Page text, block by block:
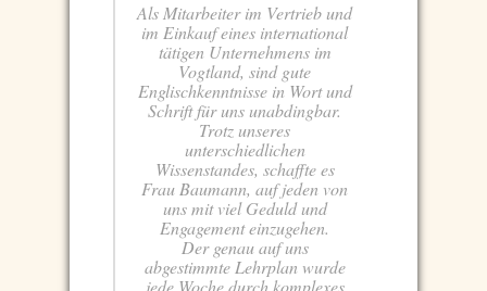
Als Mitarbeiter im Vertrieb und
im Einkauf eines international
tätigen Unternehmens im
Vogtland, sind gute
Englischkenntnisse in Wort und
Schrift für uns unabdingbar.
Trotz unseres
unterschiedlichen
Wissenstandes, schaffte es
Frau Baumann, auf jeden von
uns mit viel Geduld und
Engagement einzugehen.
Der genau auf uns
abgestimmte Lehrplan wurde
jede Woche durch komplexes